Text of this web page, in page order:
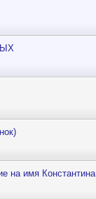
на имя